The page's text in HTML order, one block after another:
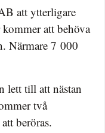
att ytterligare
att behöva
Närmare 7 000
lett till att nästan
två
beröras.